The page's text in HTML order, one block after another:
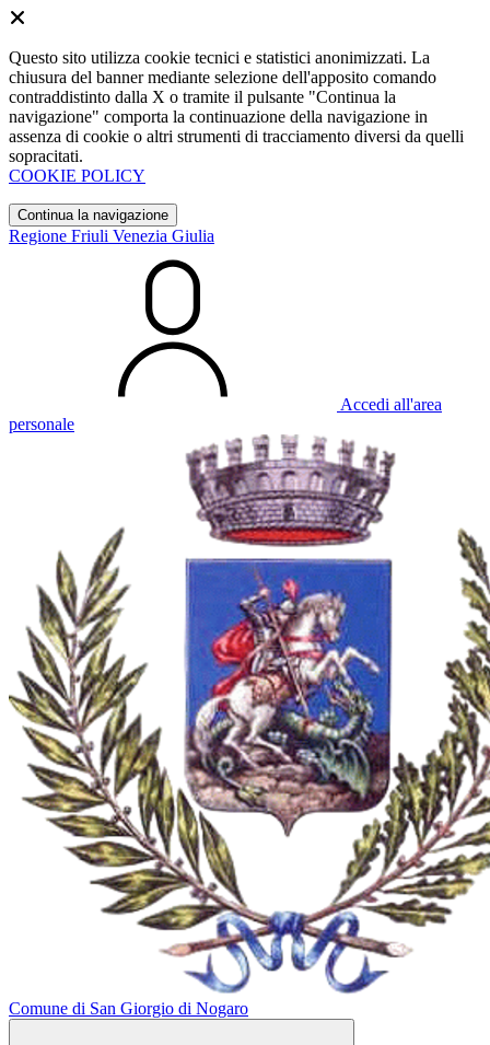
Questo sito utilizza cookie tecnici e statistici anonimizzati. La
chiusura del banner mediante selezione dell'apposito comando
contraddistinto dalla X o tramite il pulsante "Continua la
navigazione" comporta la continuazione della navigazione in
assenza di cookie o altri strumenti di tracciamento diversi da quelli
sopracitati.
COOKIE POLICY
Continua la navigazione
Regione Friuli Venezia Giulia
Accedi all'area
personale
Comune di San Giorgio di Nogaro